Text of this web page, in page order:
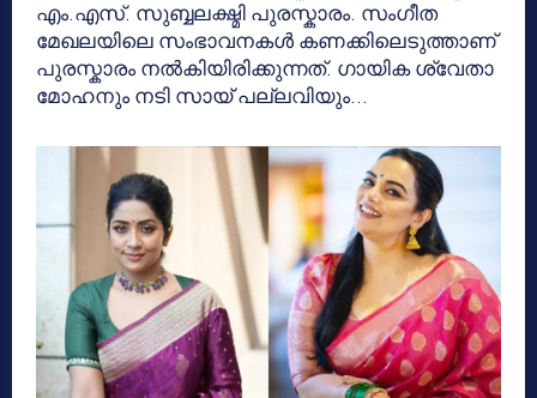
എം.എസ്. സുബ്ബലക്ഷ്മി പുരസ്കാരം. സംഗീത
മേഖലയിലെ സംഭാവനകള്‍ കണക്കിലെടുത്താണ്
പുരസ്കാരം നല്‍കിയിരിക്കുന്നത്. ഗായിക ശ്വേതാ
മോഹനും നടി സായ് പല്ലവിയും...